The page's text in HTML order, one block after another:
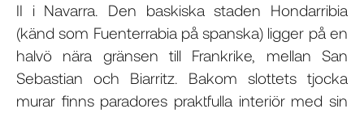
II i Navarra. Den baskiska staden Hondarribia
(känd som Fuenterrabia på spanska) ligger på en
halvö nära gränsen till Frankrike, mellan San
Sebastian och Biarritz. Bakom slottets tjocka
murar finns paradores praktfulla interiör med sin